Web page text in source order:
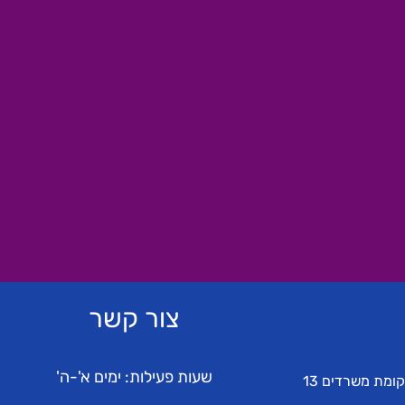
קומת משרדים 13
צור קשר
שעות פעילות: ימים א'-ה'